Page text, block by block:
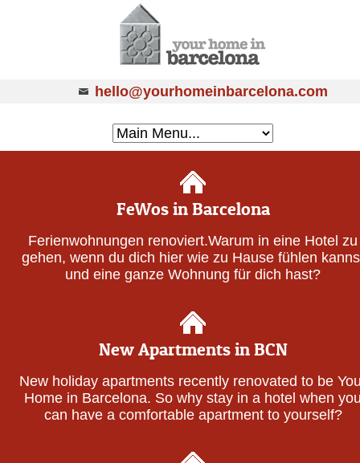
hello@yourhomeinbarcelona.com
FeWos in Barcelona
Ferienwohnungen renoviert.Warum in eine Hotel zu
gehen, wenn du dich hier wie zu Hause fühlen
und eine ganze Wohnung für dich hast?
New Apartments in BCN
New holiday apartments recently renovated to be
Home in Barcelona. So why stay in a hotel when
can have a comfortable apartment to yourself?